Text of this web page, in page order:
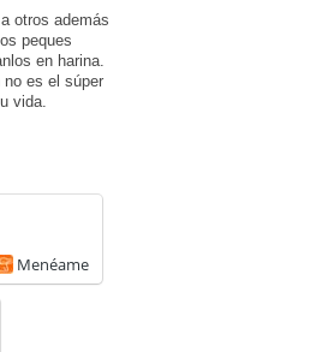
otros además
peques
en harina.
no es el súper
vida.
Menéame